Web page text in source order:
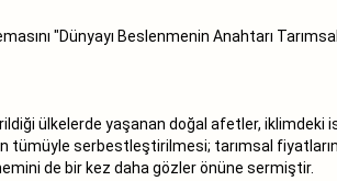
"Dünyayı Beslenmenin Anahtarı
ülkelerde yaşanan doğal afetler, iklimdeki
tümüyle serbestleştirilmesi; tarımsal
de bir kez daha gözler önüne sermiştir.